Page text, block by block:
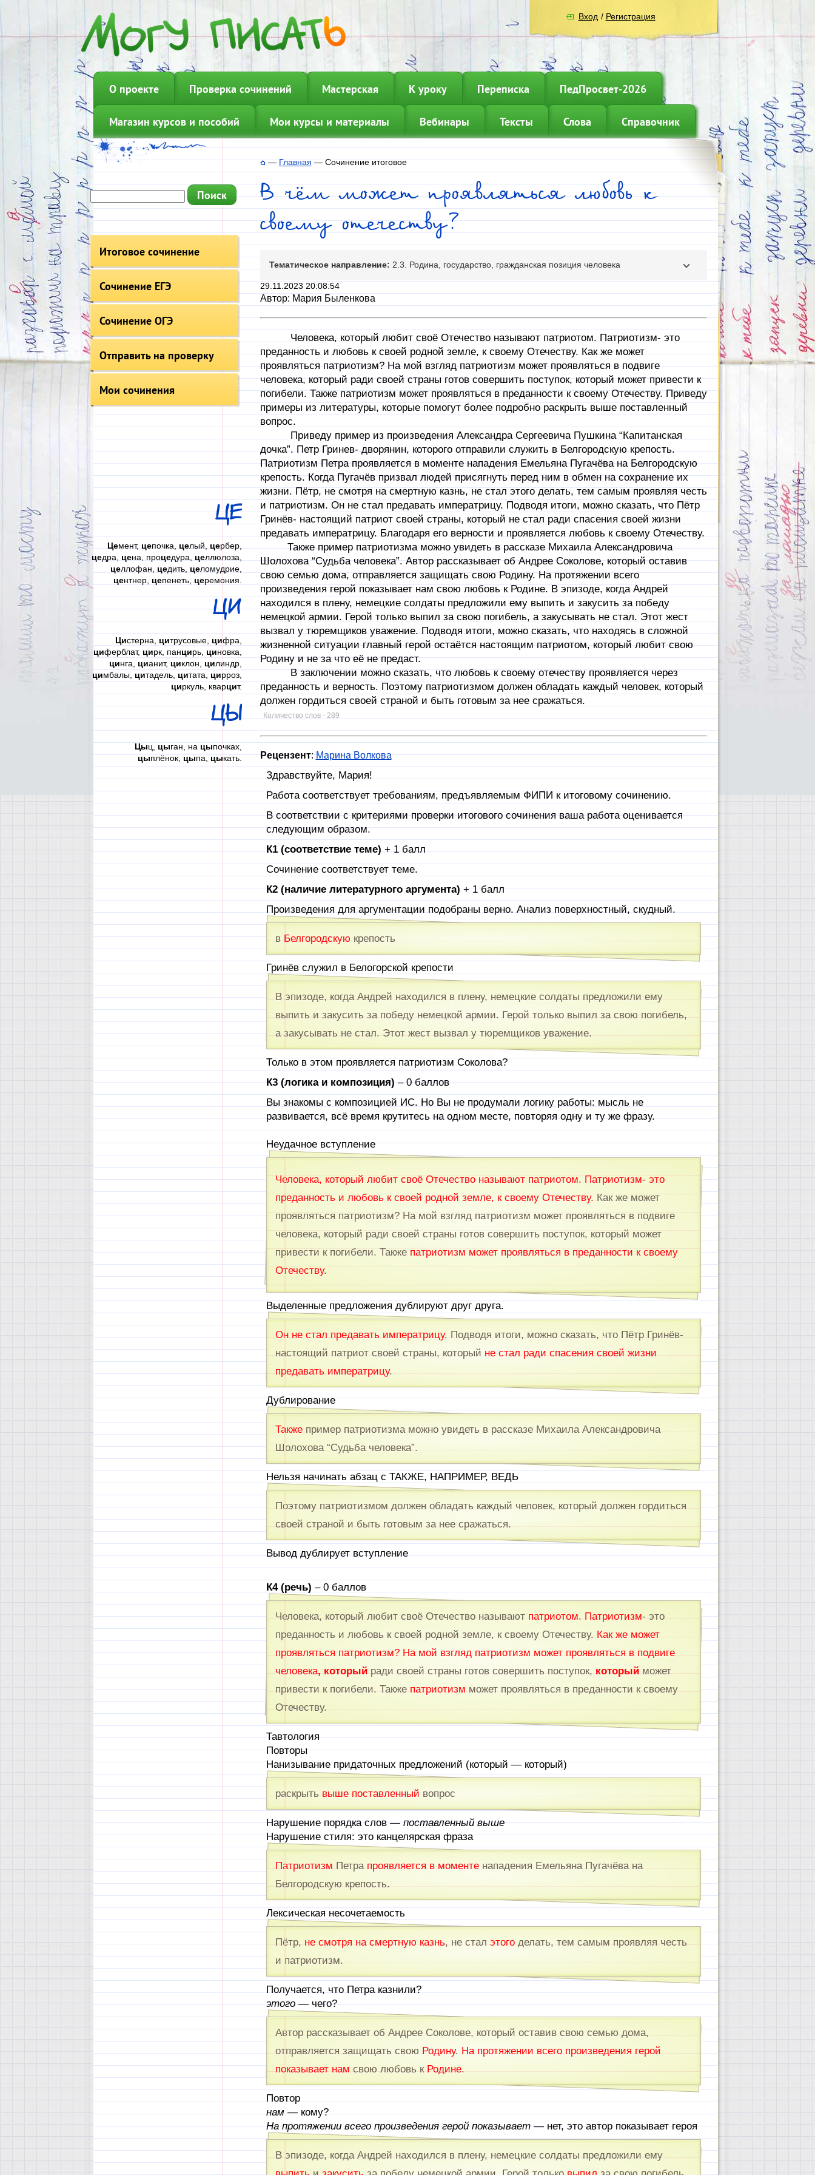
Вход / Регистрация
О проекте Проверка сочинений Мастерская К уроку Переписка ПедПросвет-2026
Магазин курсов и пособий Мои курсы и материалы Вебинары Тексты Слова Справочник
Итоговое сочинение
Сочинение ЕГЭ
Сочинение ОГЭ
Отправить на проверку
Мои сочинения
ЦЕ
Цемент, цепочка, целый, цербер,
цедра, цена, процедура, целлюлоза,
целлофан, цедить, целомудрие,
центнер, цепенеть, церемония.
ЦИ
Цистерна, цитрусовые, цифра,
циферблат, цирк, панцирь, циновка,
цинга, цианит, циклон, цилиндр,
цимбалы, цитадель, цитата, цирроз,
циркуль, кварцит.
ЦЫ
Цыц, цыган, на цыпочках,
цыплёнок,цыпа,цыкать.
—Главная—Сочинение итоговое
В чём может проявляться любовь к
своему отечеству?
Тематическое направление: 2.3. Родина, государство, гражданская позиция человека
29.11.2023 20:08:54
Автор: Мария Быленкова
Человека, который любит своё Отечество называют патриотом. Патриотизм- это
преданность и любовь к своей родной земле, к своему Отечеству. Как же может
проявляться патриотизм? На мой взгляд патриотизм может проявляться в подвиге
человека, который ради своей страны готов совершить поступок, который может привести к
погибели. Также патриотизм может проявляться в преданности к своему Отечеству. Приведу
примеры из литературы, которые помогут более подробно раскрыть выше поставленный
вопрос.
Приведу пример из произведения Александра Сергеевича Пушкина “Капитанская
дочка”. Петр Гринев- дворянин, которого отправили служить в Белгородскую крепость.
Патриотизм Петра проявляется в моменте нападения Емельяна Пугачёва на Белгородскую
крепость. Когда Пугачёв призвал людей присягнуть перед ним в обмен на сохранение их
жизни. Пётр, не смотря на смертную казнь, не стал этого делать, тем самым проявляя честь
и патриотизм. Он не стал предавать императрицу. Подводя итоги, можно сказать, что Пётр
Гринёв- настоящий патриот своей страны, который не стал ради спасения своей жизни
предавать императрицу. Благодаря его верности и проявляется любовь к своему Отечеству.
Также пример патриотизма можно увидеть в рассказе Михаила Александровича
Шолохова “Судьба человека”. Автор рассказывает об Андрее Соколове, который оставив
свою семью дома, отправляется защищать свою Родину. На протяжении всего
произведения герой показывает нам свою любовь к Родине. В эпизоде, когда Андрей
находился в плену, немецкие солдаты предложили ему выпить и закусить за победу
немецкой армии. Герой только выпил за свою погибель, а закусывать не стал. Этот жест
вызвал у тюремщиков уважение. Подводя итоги, можно сказать, что находясь в сложной
жизненной ситуации главный герой остаётся настоящим патриотом, который любит свою
Родину и не за что её не предаст.
В заключении можно сказать, что любовь к своему отечеству проявляется через
преданность и верность. Поэтому патриотизмом должен обладать каждый человек, который
должен гордиться своей страной и быть готовым за нее сражаться.
Количество слов - 289
Рецензент:Марина Волкова
Здравствуйте, Мария!
Работа соответствует требованиям, предъявляемым ФИПИ к итоговому сочинению.
В соответствии с критериями проверки итогового сочинения ваша работа оценивается
следующим образом.
К1 (соответствие теме)+ 1 балл
Сочинение соответствует теме.
К2 (наличие литературного аргумента)+ 1 балл
Произведения для аргументации подобраны верно. Анализ поверхностный, скудный.
в Белгородскую крепость
Гринёв служил в Белогорской крепости
В эпизоде, когда Андрей находился в плену, немецкие солдаты предложили ему
выпить и закусить за победу немецкой армии. Герой только выпил за свою погибель,
а закусывать не стал. Этот жест вызвал у тюремщиков уважение.
Только в этом проявляется патриотизм Соколова?
К3 (логика и композиция)– 0 баллов
Вы знакомы с композицией ИС. Но Вы не продумали логику работы: мысль не
развивается, всё время крутитесь на одном месте, повторяя одну и ту же фразу.
Неудачное вступление
Человека, который любит своё Отечество называют патриотом. Патриотизм- это
преданность и любовь к своей родной земле, к своему Отечеству. Как же может
проявляться патриотизм? На мой взгляд патриотизм может проявляться в подвиге
человека, который ради своей страны готов совершить поступок, который может
привести к погибели. Также патриотизм может проявляться в преданности к своему
Отечеству.
Выделенные предложения дублируют друг друга.
Он не стал предавать императрицу. Подводя итоги, можно сказать, что Пётр Гринёв-
настоящий патриот своей страны, который не стал ради спасения своей жизни
предавать императрицу.
Дублирование
Также пример патриотизма можно увидеть в рассказе Михаила Александровича
Шолохова “Судьба человека”.
Нельзя начинать абзац с ТАКЖЕ, НАПРИМЕР, ВЕДЬ
Поэтому патриотизмом должен обладать каждый человек, который должен гордиться
своей страной и быть готовым за нее сражаться.
Вывод дублирует вступление
К4 (речь) – 0 баллов
Человека, который любит своё Отечество называют патриотом. Патриотизм- это
преданность и любовь к своей родной земле, к своему Отечеству. Как же может
проявляться патриотизм? На мой взглядпатриотизм можетпроявляться в подвиге
человека, которыйради своей страны готов совершить поступок, которыйможет
привести к погибели. Также патриотизм может проявляться в преданности к своему
Отечеству.
Тавтология
Повторы
Нанизывание придаточных предложений (который — который)
раскрыть выше поставленный вопрос
Нарушение порядка слов —поставленный выше
Нарушение стиля: это канцелярская фраза
Патриотизм Петра проявляется в моментенападения Емельяна Пугачёва на
Белгородскую крепость.
Лексическая несочетаемость
Пётр, не смотря на смертную казнь, не стал этогоделать, тем самым проявляя честь
и патриотизм.
Получается, что Петра казнили?
этого— чего?
Автор рассказывает об Андрее Соколове, который оставив свою семью дома,
отправляется защищать свою Родину. На протяжении всего произведения герой
показываетнам свою любовь к Родине.
Повтор
нам— кому?
На протяжении всего произведения герой показывает —нет, это автор показывает героя
В эпизоде, когда Андрей находился в плену, немецкие солдаты предложили ему